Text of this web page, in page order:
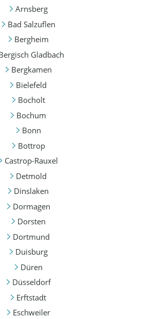
Arnsberg
Bad Salzuflen
Bergheim
Gladbach
Bergkamen
Bielefeld
Bocholt
Bochum
Bonn
Bottrop
Castrop-Rauxel
Detmold
Dinslaken
Dormagen
Dorsten
Dortmund
Duisburg
Düren
Düsseldorf
Erftstadt
Eschweiler